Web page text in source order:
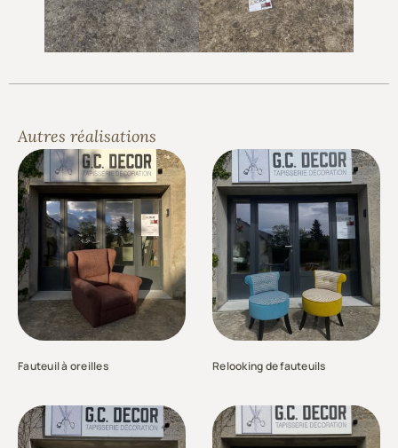
Autres réalisations
Fauteuil à oreilles Relooking de fauteuils